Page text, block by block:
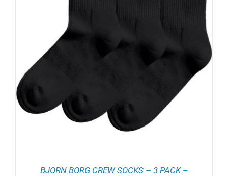
BJORN BORG CREW SOCKS – 3 PACK –